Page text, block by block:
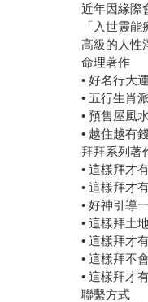
近年因緣際
「入世靈
高級的人性
命理著作
• 好名行大運
• 五行生肖
• 預售屋風水
• 越住越有
拜拜系列著
• 這樣拜才
• 這樣拜才
• 好神引導
• 這樣拜土
• 這樣拜才
• 這樣拜不
• 這樣拜才
聯繫方式